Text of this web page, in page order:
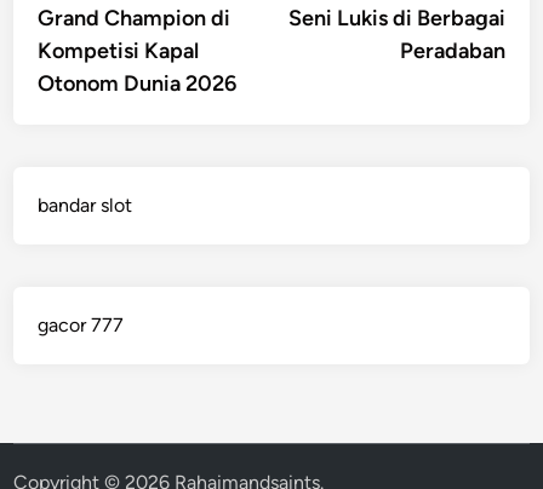
Grand Champion di
Kompetisi Kapal
Otonom Dunia 2026
Seni Lukis di Berbagai
Peradaban
bandar slot
gacor 777
Copyright © 2026 Rahaimandsaints.